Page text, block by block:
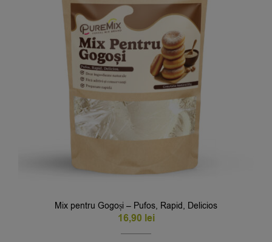
Mix pentru Gogoși – Pufos, Rapid, Delicios
16,90 lei